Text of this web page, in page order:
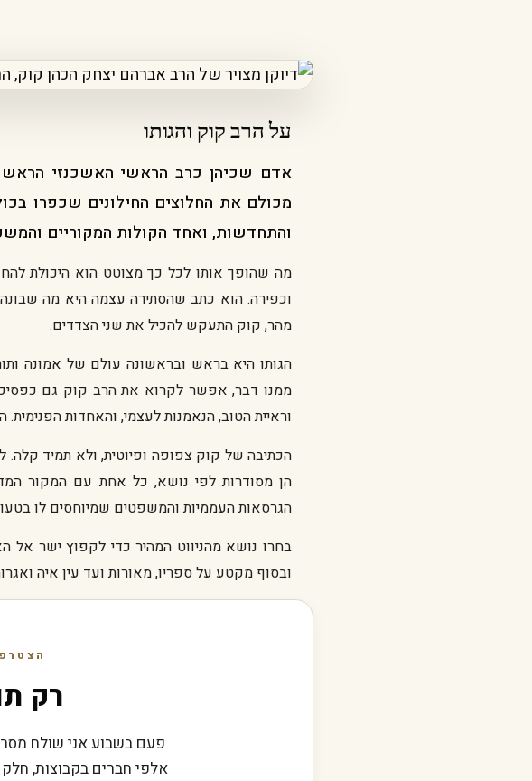
על הרב קוק והגותו
אדם שכיהן כרב הראשי האשכנזי
מכולם את החלוצים החילונים שכפרו
והתחדשות, ואחד הקולות המקוריים
מה שהופך אותו לכל כך מצוטט הוא היכולת
וכפירה. הוא כתב שהסתירה עצמה היא מה
מהר, קוק התעקש להכיל את שני הצדדים.
הגותו היא בראש ובראשונה עולם של אמונה
ממנו דבר, אפשר לקרוא את הרב קוק גם
וראיית הטוב, הנאמנות לעצמי, והאחדות הפנימית.
הכתיבה של קוק צפופה ופיוטית, ולא תמיד קלה.
הן מסודרות לפי נושא, כל אחת עם המקור
הגרסאות העממיות והמשפטים שמיוחסים לו
בחרו נושא מהניווט המהיר כדי לקפוץ ישר אל
ובסוף מקטע על ספריו, מאורות ועד עין איה
רק
פעם בשבוע אני שולח
אלפי חברים בקבוצות,